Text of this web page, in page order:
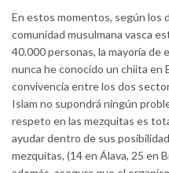
En estos momentos, según los
comunidad musulmana vasca
40.000 personas, la mayoría de
nunca he conocido un chiita en
convivencia entre los dos
Islam no supondrá ningún
respeto en las mezquitas es
ayudar dentro de sus
mezquitas, (14 en Álava, 25 en